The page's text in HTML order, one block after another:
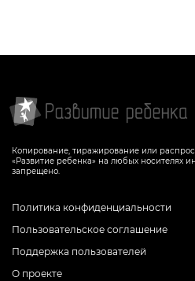
Копирование, тиражирование или
«Развитие ребенка» на любых носителях
запрещено.
Политика конфиденциальности
Пользовательское соглашение
Поддержка пользователей
О проекте